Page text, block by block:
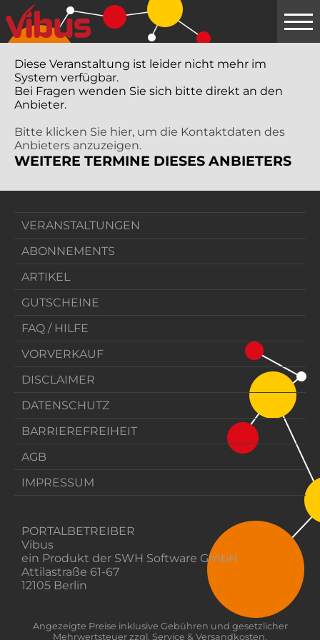
Springe
zum
Hauptinhalt
Diese Veranstaltung ist leider nicht mehr im
System verfügbar.
Bei Fragen wenden Sie sich bitte direkt an den
Anbieter.
Bitte klicken Sie hier, um die Kontaktdaten des
Anbieters anzuzeigen.
WEITERE TERMINE DIESES ANBIETERS
VERANSTALTUNGEN
ABONNEMENTS
ARTIKEL
GUTSCHEINE
FAQ / HILFE
VORVERKAUF
DISCLAIMER
DATENSCHUTZ
BARRIEREFREIHEIT
AGB
IMPRESSUM
PORTALBETREIBER
Vibus
ein Produkt der SWH Software GmbH
Attilastraße 61-67
12105 Berlin
Angezeigte Preise inklusive Gebühren und gesetzlicher
Mehrwertsteuer zzgl. Service & Versandkosten.